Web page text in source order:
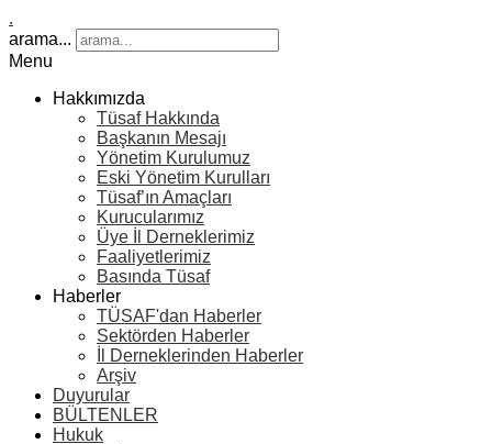
.
arama...
Menu
Hakkımızda
Tüsaf Hakkında
Başkanın Mesajı
Yönetim Kurulumuz
Eski Yönetim Kurulları
Tüsaf’ın Amaçları
Kurucularımız
Üye İl Derneklerimiz
Faaliyetlerimiz
Basında Tüsaf
Haberler
TÜSAF'dan Haberler
Sektörden Haberler
İl Derneklerinden Haberler
Arşiv
Duyurular
BÜLTENLER
Hukuk